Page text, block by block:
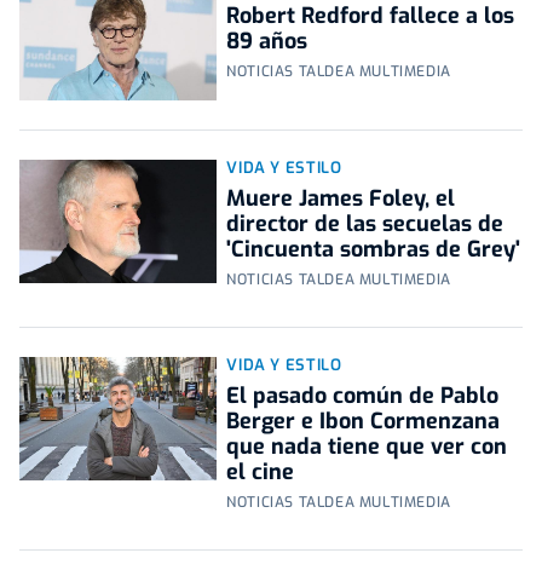
Robert Redford fallece a los
89 años
NOTICIAS TALDEA MULTIMEDIA
VIDA Y ESTILO
Muere James Foley, el
director de las secuelas de
'Cincuenta sombras de Grey'
NOTICIAS TALDEA MULTIMEDIA
VIDA Y ESTILO
El pasado común de Pablo
Berger e Ibon Cormenzana
que nada tiene que ver con
el cine
NOTICIAS TALDEA MULTIMEDIA